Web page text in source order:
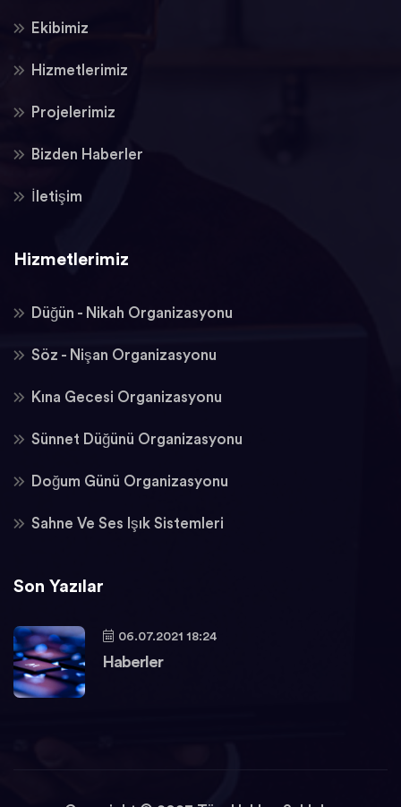
Ekibimiz
Hizmetlerimiz
Projelerimiz
Bizden Haberler
İletişim
Hizmetlerimiz
Düğün - Nikah Organizasyonu
Söz - Nişan Organizasyonu
Kına Gecesi Organizasyonu
Sünnet Düğünü Organizasyonu
Doğum Günü Organizasyonu
Sahne Ve Ses Işık Sistemleri
Son Yazılar
06.07.2021 18:24
Haberler